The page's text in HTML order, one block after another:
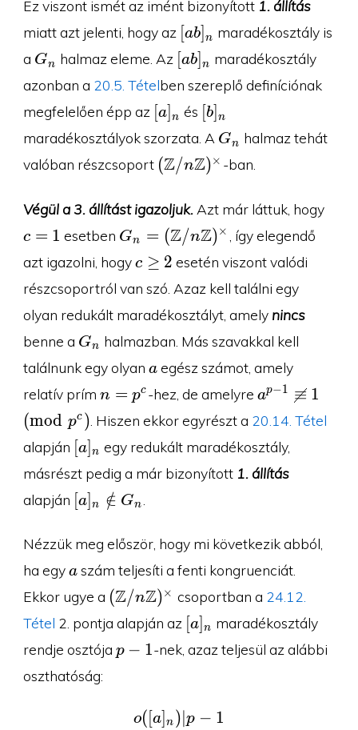
Ez viszont ismét az imént bizonyított 1. állítás
miatt azt jelenti, hogy az [ab]_n
ab] n maradékosztály is
a G_n
Gn halmaz eleme. Az [ab]_n
ab] n maradékosztály
azonban a 20.5. Tételben szereplő definíciónak
megfelelően épp az [a]_n
a] n és [b]_n
b] n
maradékosztályok szorzata. A G_n
Gn halmaz tehát
valóban részcsoport (\Z/n\Z)^{\times}
(Z/nZ)× -ban.
Végül a 3. állítást igazoljuk.Azt már láttuk, hogyc=1
c = 1 esetben G_n=
(\Z/n\Z)^{\times}
Gn = (Z/nZ)×
, így elegendő
azt igazolni, hogyc\geq
c ≥ 2 esetén viszont valódi
részcsoportról van szó. Azaz kell találni egy
olyan redukált maradékosztályt, amely nincs
benne a G_n
Gn halmazban. Más szavakkal kell
találnunk egy olyan a
aegész számot, amely
relatív prím n=p^c
n = pc -hez, de amelyrea^{p-1}\
ap−1 ≡ 1
(mod pc ) . Hiszen ekkor egyrészt a 20.14. Tétel
alapján [a]_n
[a] n egy redukált maradékosztály,
másrészt pedig a már bizonyított 1. állítás
alapján [a]_n\notin
G_n
[a] n ∈
/ Gn
Nézzük meg először, hogy mi következik abból,
ha egya
aszám teljesíti a fenti kongruenciát.
Ekkor ugye a (\Z/n\Z)^{\times}
(Z/nZ)× csoportban a 24.12.
Tétel 2. pontja alapján az [a]_n
a] n maradékosztály
rendje osztója p-
p − 1-nek, azaz teljesül az alábbi
oszthatóság:
o([a]_n)|p-1
o([a]n )∣p − 1